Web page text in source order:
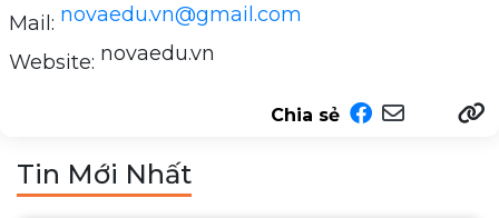
Mail: novaedu.vn@gmail.com
Website: novaedu.vn
Chia sẻ
Tin Mới Nhất